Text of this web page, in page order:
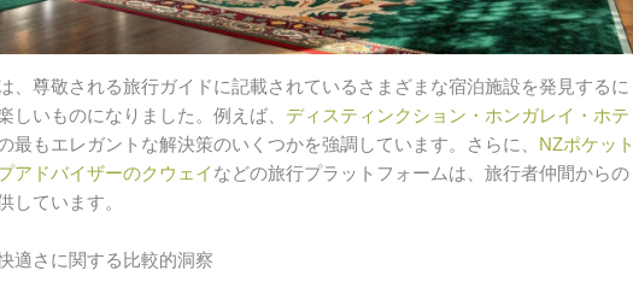
、尊敬される旅行ガイドに記載されているさまざまな宿泊施設を発見するに
しいものになりました。例えば、 ディスティンクション・ホンガレイ・ホテ
最もエレガントな解決策のいくつかを強調しています。さらに、 NZポケット
アドバイザーのクウェイなどの旅行プラットフォームは、旅行者仲間からの
しています。
適さに関する比較的洞察